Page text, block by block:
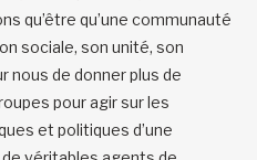
qu’être qu’une communauté
sociale, son unité, son
nous de donner plus de
pour agir sur les
et politiques d’une